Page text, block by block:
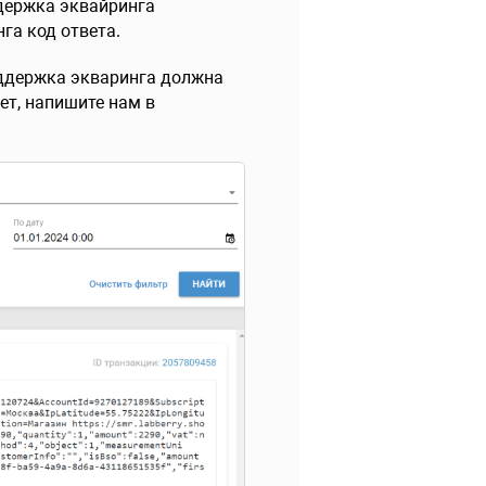
эквайринга
код ответа.
экваринга должна
напишите нам в